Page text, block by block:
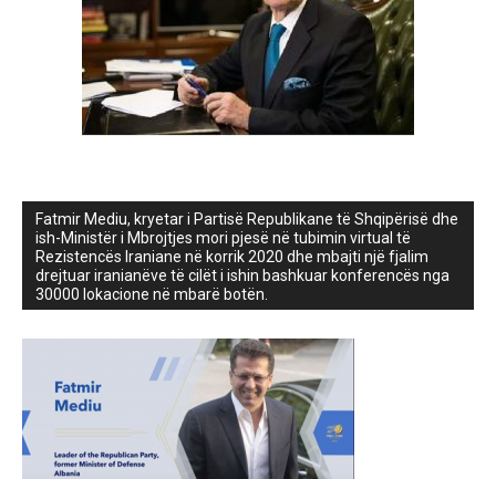
Fatmir Mediu, kryetar i Partisë Republikane të Shqipërisë dhe
ish-Ministër i Mbrojtjes mori pjesë në tubimin virtual të
Rezistencës Iraniane në korrik 2020 dhe mbajti një fjalim
drejtuar iranianëve të cilët i ishin bashkuar konferencës nga
30000 lokacione në mbarë botën.